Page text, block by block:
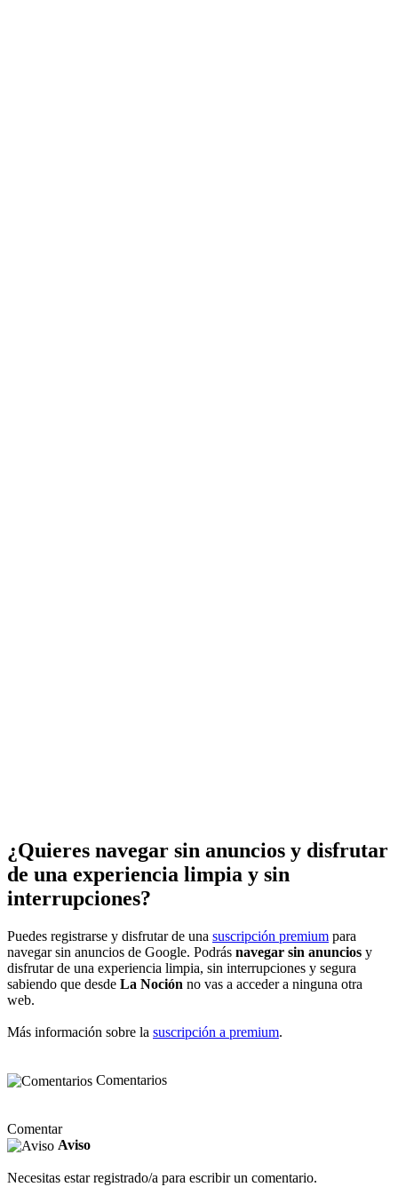
¿Quieres navegar sin anuncios y disfrutar
de una experiencia limpia y sin
interrupciones?
Puedes registrarse y disfrutar de una suscripción premium para
navegar sin anuncios de Google. Podrás navegar sin anuncios y
disfrutar de una experiencia limpia, sin interrupciones y segura
sabiendo que desde La Noción no vas a acceder a ninguna otra
web.
Más información sobre la suscripción a premium.
Comentarios
Comentar
Aviso
Necesitas estar registrado/a para escribir un comentario.